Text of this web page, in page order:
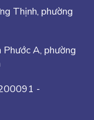
Thịnh, phường
A, phường
-